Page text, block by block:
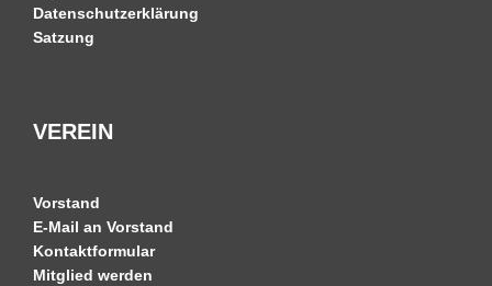
Datenschutzerklärung
Satzung
VEREIN
Vorstand
E-Mail an Vorstand
Kontaktformular
Mitglied werden